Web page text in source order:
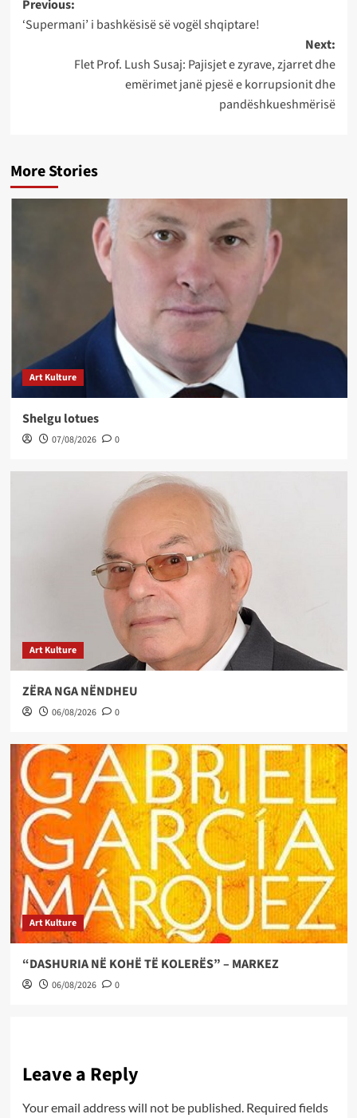
Post
navigation
Previous:
‘Supermani’ i bashkësisë së vogël shqiptare!
Next:
Flet Prof. Lush Susaj: Pajisjet e zyrave, zjarret dhe
emërimet janë pjesë e korrupsionit dhe
pandëshkueshmërisë
More Stories
Art Kulture
Shelgu lotues
07/08/2026 0
Art Kulture
ZËRA NGA NËNDHEU
06/08/2026 0
Art Kulture
“DASHURIA NË KOHË TË KOLERËS” – MARKEZ
06/08/2026 0
Leave a Reply
Your email address will not be published. Required fields